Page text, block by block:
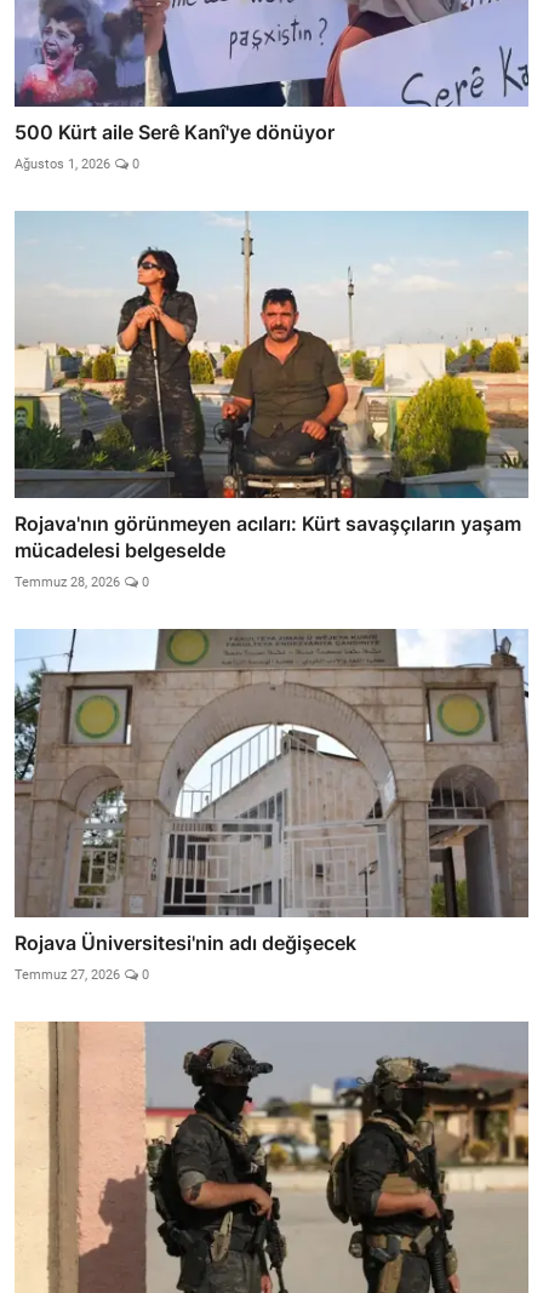
500 Kürt aile Serê Kanî'ye dönüyor
Ağustos 1, 2026 0
Rojava'nın görünmeyen acıları: Kürt savaşçıların yaşam
mücadelesi belgeselde
Temmuz 28, 2026 0
Rojava Üniversitesi'nin adı değişecek
Temmuz 27, 2026 0